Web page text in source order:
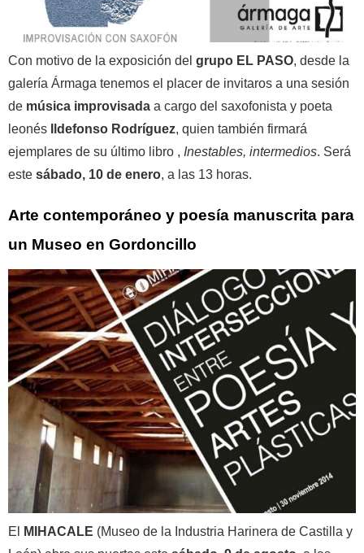
Con motivo de la exposición del grupo EL PASO, desde la
galería Ármaga tenemos el placer de invitaros a una sesión
de música improvisada a cargo del saxofonista y poeta
leonés
Ildefonso Rodríguez, quien también firmará
ejemplares de su último libro , Inestables, intermedios. Será
este sábado, 10 de enero, a las 13 horas.
Arte contemporáneo y poesía manuscrita para
un Museo en Gordoncillo
El MIHACALE (Museo de la Industria Harinera de Castilla y